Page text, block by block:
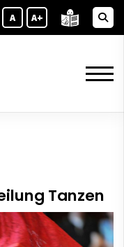
A A+
Tanzen